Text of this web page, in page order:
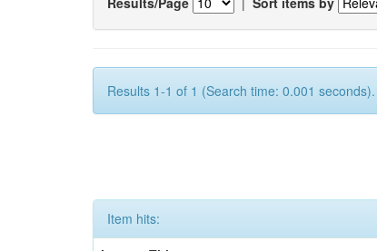
Results 1-1 of 1 (Search time: 0.001 seconds).
Item hits: